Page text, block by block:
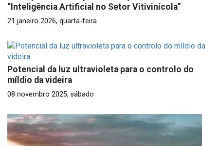
“Inteligência Artificial no Setor Vitivinícola”
21 janeiro 2026, quarta-feira
Potencial da luz ultravioleta para o controlo do
míldio da videira
08 novembro 2025, sábado